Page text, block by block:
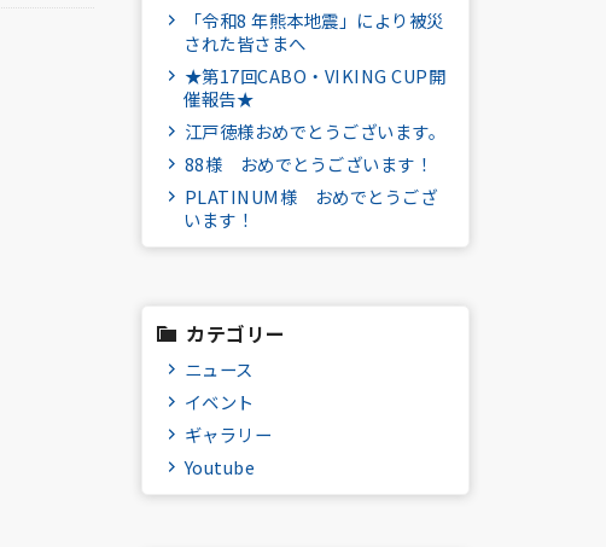
「令和8 年熊本地震」により被災
された皆さまへ
★第17回CABO・VIKING CUP開
催報告★
江戸徳様おめでとうございます。
88様 おめでとうございます！
PLATINUM様 おめでとうござ
います！
カテゴリー
ニュース
イベント
ギャラリー
Youtube